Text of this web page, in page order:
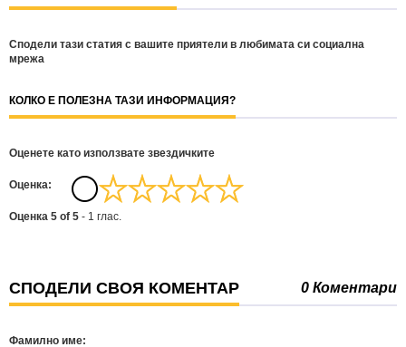
Сподели тази статия с вашите приятели в любимата си социална
мрежа
КОЛКО Е ПОЛЕЗНА ТАЗИ ИНФОРМАЦИЯ?
Оценете като използвате звездичките
Oценка:
Оценка 5 of 5 - 1 глас.
СПОДЕЛИ СВОЯ КОМЕНТАР 0 Коментари
Фамилно име: